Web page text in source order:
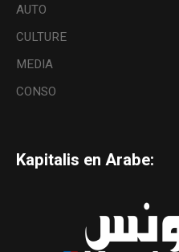
AUTO
CULTURE
MEDIA
CONSO
Kapitalis en Arabe: